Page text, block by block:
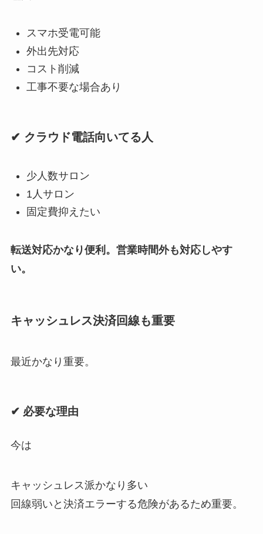
スマホ受電可能
外出先対応
コスト削減
工事不要な場合あり
✔ クラウド電話向いてる人
少人数サロン
1人サロン
固定費抑えたい
転送対応かなり便利。営業時間外も対応しやす
い。
キャッシュレス決済回線も重要
最近かなり重要。
✔ 必要な理由
今は
キャッシュレス派かなり多い
回線弱いと決済エラーする危険があるため重要。